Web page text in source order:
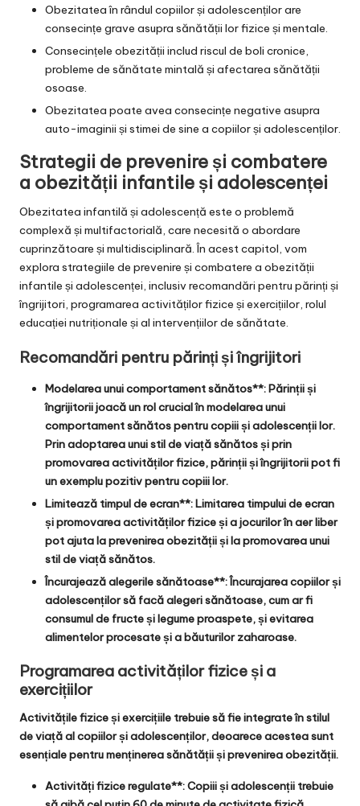
Obezitatea în rândul copiilor și adolescenților are
consecințe grave asupra sănătății lor fizice și mentale.
Consecințele obezității includ riscul de boli cronice,
probleme de sănătate mintală și afectarea sănătății
osoase.
Obezitatea poate avea consecințe negative asupra
auto-imaginii și stimei de sine a copiilor și adolescenților.
Strategii de prevenire și combatere
a obezității infantile și adolescenței
Obezitatea infantilă și adolescență este o problemă
complexă și multifactorială, care necesită o abordare
cuprinzătoare și multidisciplinară. În acest capitol, vom
explora strategiile de prevenire și combatere a obezității
infantile și adolescenței, inclusiv recomandări pentru părinți și
îngrijitori, programarea activităților fizice și exercițiilor, rolul
educației nutriționale și al intervențiilor de sănătate.
Recomandări pentru părinți și îngrijitori
Modelarea unui comportament sănătos**: Părinții și
îngrijitorii joacă un rol crucial în modelarea unui
comportament sănătos pentru copiii și adolescenții lor.
Prin adoptarea unui stil de viață sănătos și prin
promovarea activităților fizice, părinții și îngrijitorii pot fi
un exemplu pozitiv pentru copiii lor.
Limitează timpul de ecran**: Limitarea timpului de ecran
și promovarea activităților fizice și a jocurilor în aer liber
pot ajuta la prevenirea obezității și la promovarea unui
stil de viață sănătos.
Încurajează alegerile sănătoase**: Încurajarea copiilor și
adolescenților să facă alegeri sănătoase, cum ar fi
consumul de fructe și legume proaspete, și evitarea
alimentelor procesate și a băuturilor zaharoase.
Programarea activităților fizice și a
exercițiilor
Activitățile fizice și exercițiile trebuie să fie integrate în stilul
de viață al copiilor și adolescenților, deoarece acestea sunt
esențiale pentru menținerea sănătății și prevenirea obezității.
Activități fizice regulate**: Copiii și adolescenții trebuie